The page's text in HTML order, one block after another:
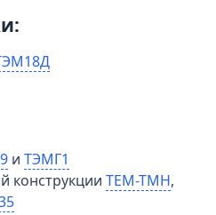
и ТЭМГ1
конструкции TEM-TMH,